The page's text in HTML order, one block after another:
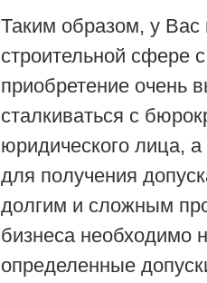
Таким образом, у Вас
строительной сфере
приобретение очень
сталкиваться с
юридического лица,
для получения
долгим и сложным
бизнеса необходимо
определенные